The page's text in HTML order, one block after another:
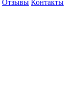
Отзывы Контакты